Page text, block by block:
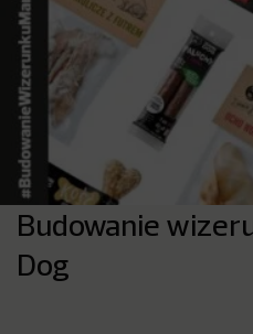
Budowanie
Dog